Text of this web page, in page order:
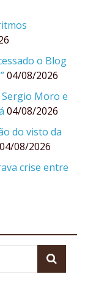
o Blog
04/08/2026
Moro e
04/08/2026
do visto da
04/08/2026
crise entre